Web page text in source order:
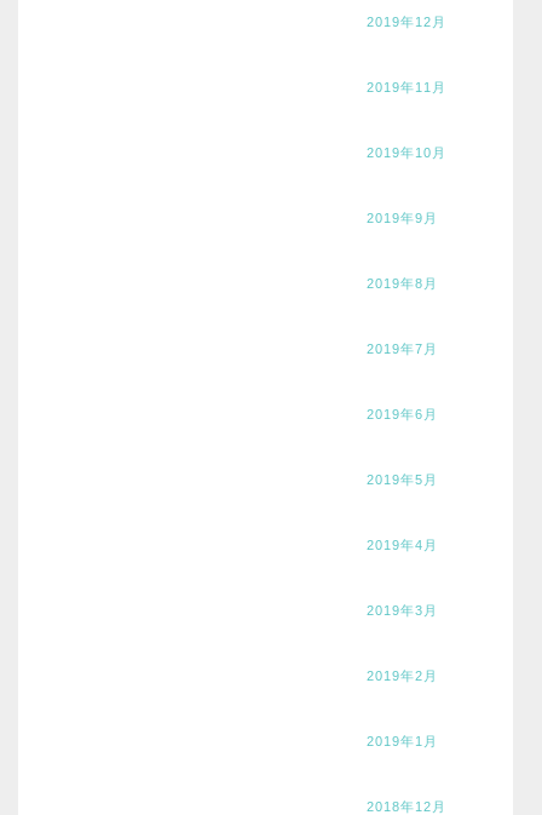
2019年12月
2019年11月
2019年10月
2019年9月
2019年8月
2019年7月
2019年6月
2019年5月
2019年4月
2019年3月
2019年2月
2019年1月
2018年12月